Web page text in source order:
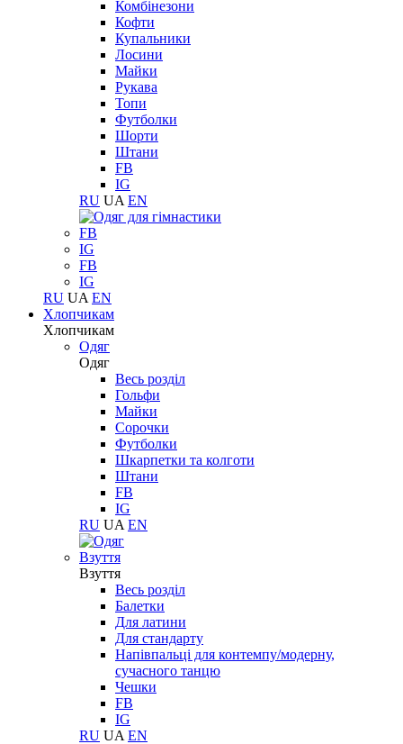
Комбінезони
Кофти
Купальники
Лосини
Майки
Рукава
Топи
Футболки
Шорти
Штани
FB
IG
RU UA EN
FB
IG
FB
IG
RU UA EN
Хлопчикам
Хлопчикам
Одяг
Одяг
Весь розділ
Гольфи
Майки
Сорочки
Футболки
Шкарпетки та колготи
Штани
FB
IG
RU UA EN
Взуття
Взуття
Весь розділ
Балетки
Для латини
Для стандарту
Напівпальці для контемпу/модерну,
сучасного танцю
Чешки
FB
IG
RU UA EN